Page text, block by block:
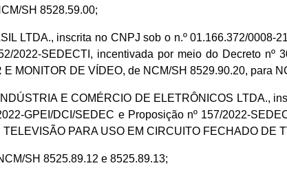
SH 8528.59.00;
LTDA., inscrita no CNPJ sob o n.º 01.166.372/
2022-SEDECTI, incentivada por meio do Decreto
MONITOR DE VÍDEO, de NCM/SH 8529.90.20, para
E COMÉRCIO DE ELETRÔNICOS LTDA.,
GPEI/DCI/SEDEC e Proposição nº 157/2022-
PARA USO EM CIRCUITO FECHADO DE
SH 8525.89.12 e 8525.89.13;